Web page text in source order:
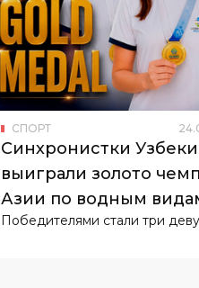
СПОРТ 24.
Синхронистки
выиграли золото
Азии по водным
Победителями стали три